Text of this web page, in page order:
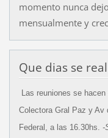
momento nunca
mensualmente y
Que dias se
Las reuniones se
Colectora Gral Paz y Av
Federal, a las 16.30hs. -